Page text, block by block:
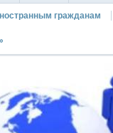
гражданам